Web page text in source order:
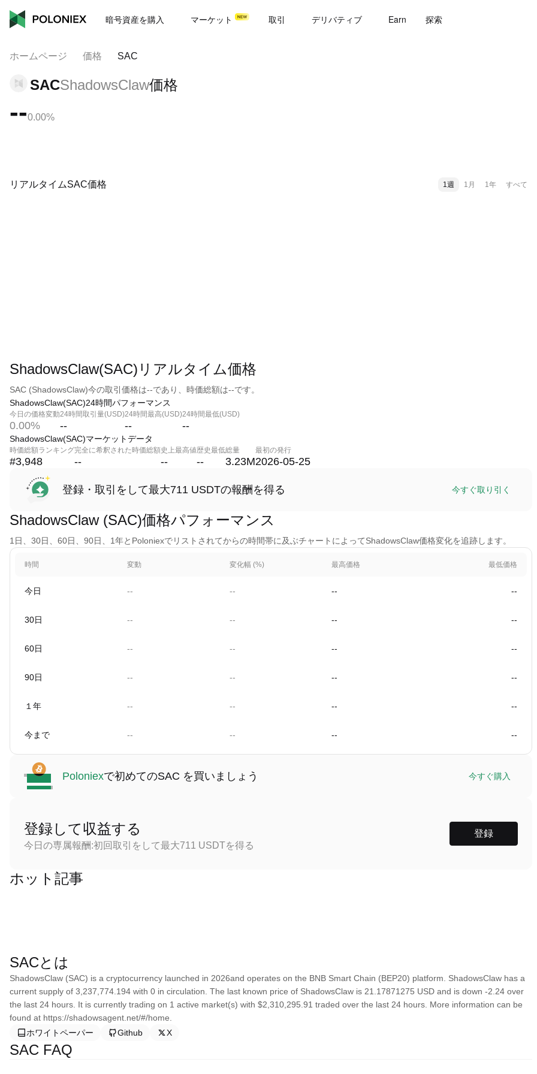
暗号資産を購入 マーケット 取引 デリバティブ Earn 探索
ホームページ 価格 SAC
SACShadowsClaw価格
--0.00%
リアルタイムSAC価格 1週 1月 1年 すべて
ShadowsClaw(SAC)リアルタイム価格
SAC (ShadowsClaw)今の取引価格は--であり、時価総額は--です。
ShadowsClaw(SAC)24時間パフォーマンス
今日の価格変動
0.00%
24時間取引量(USD)
--
24時間最高(USD)
--
24時間最低(USD)
--
ShadowsClaw(SAC)マーケットデータ
時価総額ランキング
#3,948
完全に希釈された時価総額
--
史上最高値
--
歴史最低
--
総量
3.23M
最初の発行
2026-05-25
登録・取引をして最大711 USDTの報酬を得る 今すぐ取り引く
ShadowsClaw (SAC)価格パフォーマンス
1日、30日、60日、90日、1年とPoloniexでリストされてからの時間帯に及ぶチャートによってShadowsClaw価格変化を追跡します。
時間 変動 変化幅 (%) 最高価格 最低価格
今日 -- -- -- --
30日 -- -- -- --
60日 -- -- -- --
90日 -- -- -- --
１年 -- -- -- --
今まで -- -- -- --
Poloniexで初めてのSAC を買いましょう 今すぐ購入
登録して収益する
今日の専属報酬:初回取引をして最大711 USDTを得る
登録
ホット記事
SACとは
ShadowsClaw (SAC) is a cryptocurrency launched in 2026and operates on the BNB Smart Chain (BEP20) platform. ShadowsClaw has a
current supply of 3,237,774.194 with 0 in circulation. The last known price of ShadowsClaw is 21.17871275 USD and is down -2.24 over
the last 24 hours. It is currently trading on 1 active market(s) with $2,310,295.91 traded over the last 24 hours. More information can be
found at https://shadowsagent.net/#/home.
ホワイトペーパー
Github X
SAC FAQ